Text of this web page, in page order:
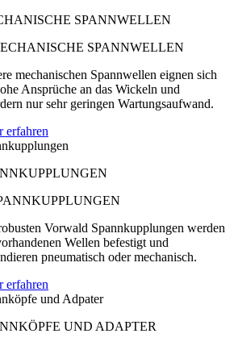
SPANNWELLEN
mechanischen Spannwellen eignen sich
Ansprüche an das Wickeln und
nur sehr geringen Wartungsaufwand.
erfahren
Vorwald Spannkupplungen werden
Wellen befestigt und
pneumatisch oder mechanisch.
erfahren
und Adpater
UND ADAPTER